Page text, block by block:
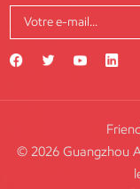
© 2026 Guangzhou